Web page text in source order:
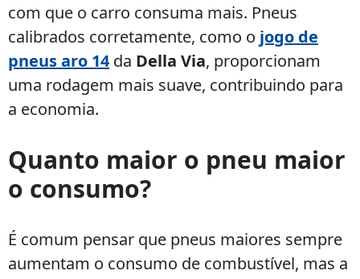
com que o carro consuma mais. Pneus
calibrados corretamente, como o jogo de
pneus aro 14da Della Via, proporcionam
uma rodagem mais suave, contribuindo para
a economia.
Quanto maior o pneu maior
o consumo?
É comum pensar que pneus maiores sempre
aumentam o consumo de combustível, mas a